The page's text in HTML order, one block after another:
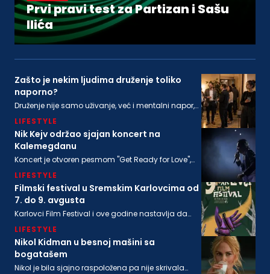
Prvi pravi test za Partizan i Sašu
Ilića
Zašto je nekim ljudima druženje toliko
naporno?
Druženje nije samo uživanje, već i mentalni napor,
odgovara svima podjednako
LIFESTYLE
Nik Kejv održao sjajan koncert na
Kalemegdanu
Koncert je otvoren pesmom "Get Ready for Love",
Long-Suffering" i naslovna numera sa poslednjeg
albuma "Wild God"
LIFESTYLE
Filmski festival u Sremskim Karlovcima od
7. do 9. avgusta
Karlovci Film Festival i ove godine nastavlja da
savremenog autorskog izraza
LIFESTYLE
Nikol Kidman u besnoj mašini sa
bogatašem
Nikol je bila sjajno raspoložena pa nije skrivala